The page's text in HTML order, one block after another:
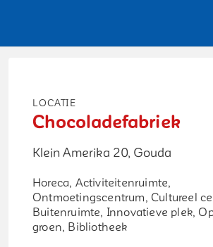
Locatie
Chocoladefabriek
Klein Amerika 20, Gouda
Horeca, Activiteitenruimte,
Ontmoetingscentrum, Cultureel
Buitenruimte, Innovatieve plek,
groen, Bibliotheek